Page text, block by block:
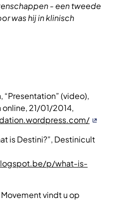
- een tweede
was hij in klinisch
“Presentation” (video),
21/01/2014,
is Destini?”, Destinicult
p/what-is-
vindt u op